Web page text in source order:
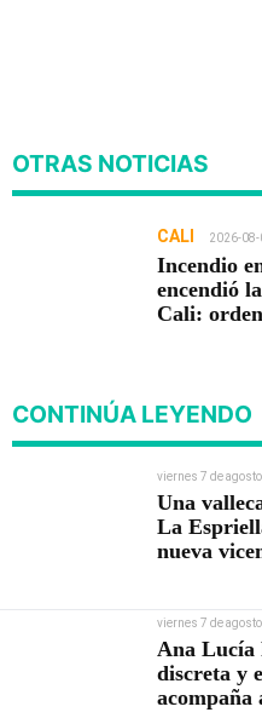
OTRAS NOTICIAS
CALI 2026-08-
Incendio
encendió
Cali:
CONTINÚA LEYENDO
viernes 7 de
Una
La
nueva
viernes 7 de
Ana Lucía
discreta y
acompaña